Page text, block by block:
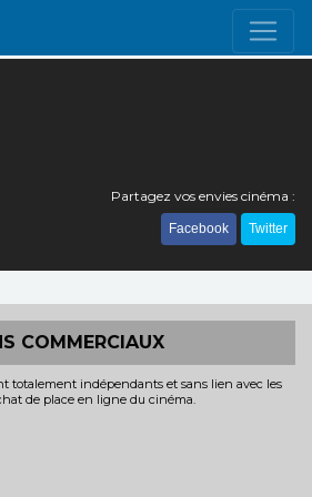
Partagez vos envies cinéma :
Facebook Twitter
COMMERCIAUX
totalement indépendants et sans lien avec les
de place en ligne du cinéma.